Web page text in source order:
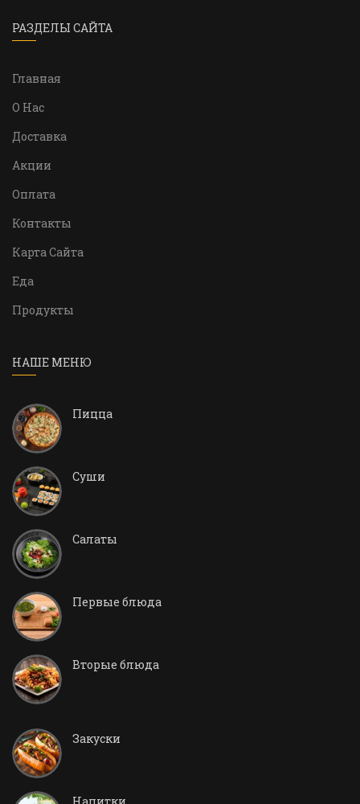
РАЗДЕЛЫ САЙТА
Главная
О Нас
Доставка
Акции
Оплата
Контакты
Карта Сайта
Еда
Продукты
НАШЕ МЕНЮ
Пицца
Суши
Салаты
Первые блюда
Вторые блюда
Закуски